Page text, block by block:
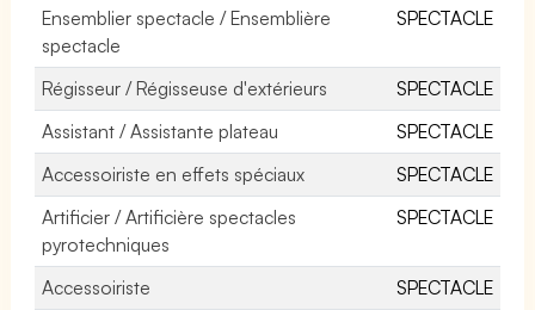
Ensemblier spectacle / Ensemblière
spectacle
SPECTACLE
Régisseur / Régisseuse d'extérieurs
SPECTACLE
Assistant / Assistante plateau
SPECTACLE
Accessoiriste en effets spéciaux
SPECTACLE
Artificier / Artificière spectacles
pyrotechniques
SPECTACLE
Accessoiriste
SPECTACLE